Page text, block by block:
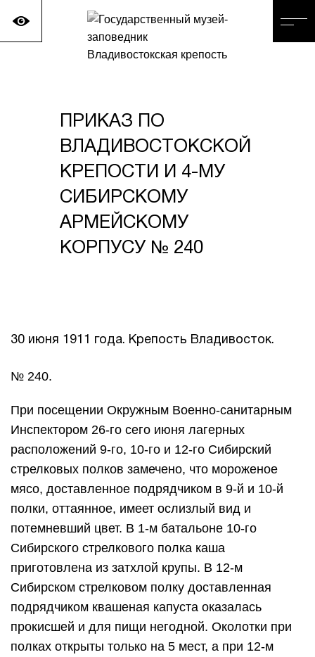
ПРИКАЗ ПО
ВЛАДИВОСТОКСКОЙ
КРЕПОСТИ И 4-МУ
СИБИРСКОМУ
АРМЕЙСКОМУ
КОРПУСУ № 240
30 июня 1911 года. Крепость Владивосток.
№ 240.
При посещении Окружным Военно-санитарным
Инспектором 26-го сего июня лагерных
расположений 9-го, 10-го и 12-го Сибирский
стрелковых полков замечено, что мороженое
мясо, доставленное подрядчиком в 9-й и 10-й
полки, оттаянное, имеет ослизлый вид и
потемневший цвет. В 1-м батальоне 10-го
Сибирского стрелкового полка каша
приготовлена из затхлой крупы. В 12-м
Сибирском стрелковом полку доставленная
подрядчиком квашеная капуста оказалась
прокисшей и для пищи негодной. Околотки при
полках открыты только на 5 мест, а при 12-м